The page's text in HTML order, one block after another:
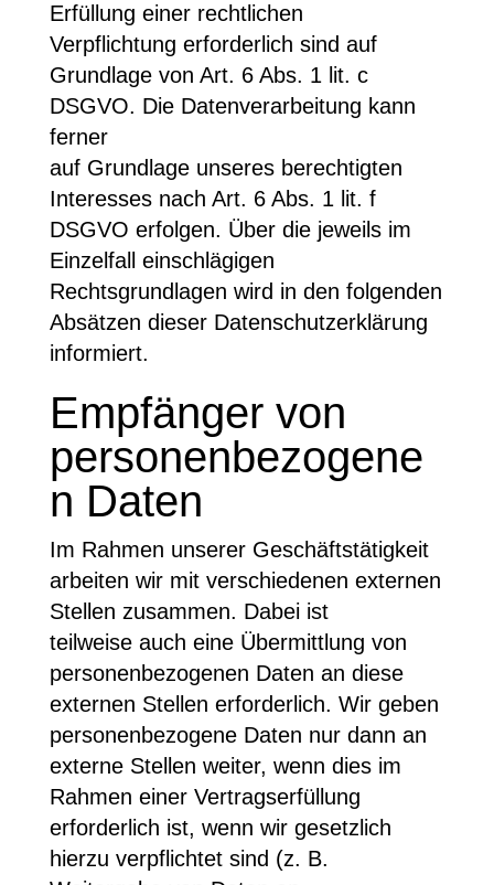
Erfüllung einer rechtlichen
Verpflichtung erforderlich sind auf
Grundlage von Art. 6 Abs. 1 lit. c
DSGVO. Die Datenverarbeitung kann
ferner
auf Grundlage unseres berechtigten
Interesses nach Art. 6 Abs. 1 lit. f
DSGVO erfolgen. Über die jeweils im
Einzelfall einschlägigen
Rechtsgrundlagen wird in den folgenden
Absätzen dieser Datenschutzerklärung
informiert.
Empfänger von
personenbezogene
n Daten
Im Rahmen unserer Geschäftstätigkeit
arbeiten wir mit verschiedenen externen
Stellen zusammen. Dabei ist
teilweise auch eine Übermittlung von
personenbezogenen Daten an diese
externen Stellen erforderlich. Wir geben
personenbezogene Daten nur dann an
externe Stellen weiter, wenn dies im
Rahmen einer Vertragserfüllung
erforderlich ist, wenn wir gesetzlich
hierzu verpflichtet sind (z. B.